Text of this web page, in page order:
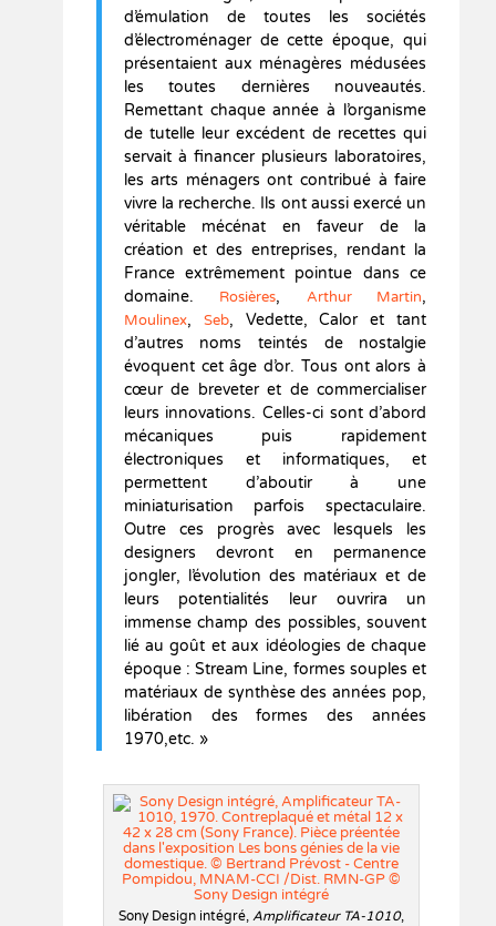
d’émulation de toutes les sociétés
d’électroménager de cette époque, qui
présentaient aux ménagères médusées
les toutes dernières nouveautés.
Remettant chaque année à l’organisme
de tutelle leur excédent de recettes qui
servait à financer plusieurs laboratoires,
les arts ménagers ont contribué à faire
vivre la recherche. Ils ont aussi exercé un
véritable mécénat en faveur de la
création et des entreprises, rendant la
France extrêmement pointue dans ce
domaine. Rosières, Arthur Martin,
Moulinex, Seb, Vedette, Calor et tant
d’autres noms teintés de nostalgie
évoquent cet âge d’or. Tous ont alors à
cœur de breveter et de commercialiser
leurs innovations. Celles-ci sont d’abord
mécaniques puis rapidement
électroniques et informatiques, et
permettent d’aboutir à une
miniaturisation parfois spectaculaire.
Outre ces progrès avec lesquels les
designers devront en permanence
jongler, l’évolution des matériaux et de
leurs potentialités leur ouvrira un
immense champ des possibles, souvent
lié au goût et aux idéologies de chaque
époque : Stream Line, formes souples et
matériaux de synthèse des années pop,
libération des formes des années
1970,etc. »
Sony Design intégré, Amplificateur TA-1010,